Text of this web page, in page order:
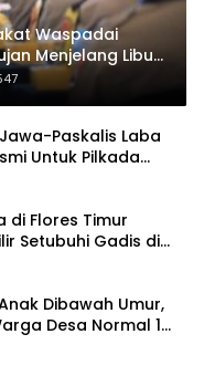
Waspadai
Menjelang Libur
Paskalis Laba
Untuk Pilkada
di Flores Timur
Setubuhi Gadis di
Dibawah Umur,
Desa Normal 1